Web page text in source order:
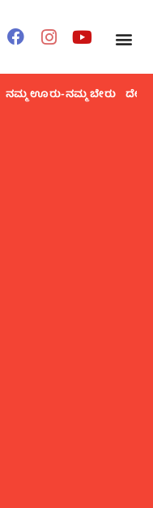
ನಮ್ಮ ಊರು-ನಮ್ಮ ಬೇರು ದೇಶ